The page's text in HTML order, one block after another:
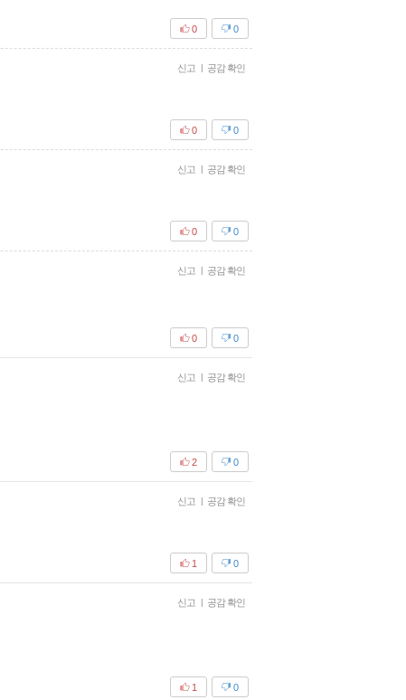
0
0
신고 | 공감 확인
0
0
신고 | 공감 확인
0
0
신고 | 공감 확인
0
0
신고 | 공감 확인
0
2
신고 | 공감 확인
0
1
신고 | 공감 확인
0
1